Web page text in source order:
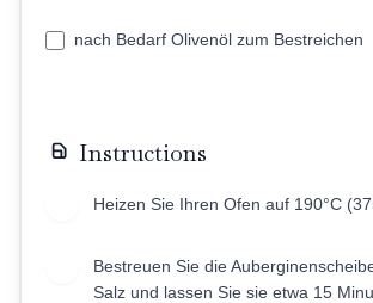
nach Bedarf Olivenöl zum Bestreichen
Instructions
Heizen Sie Ihren Ofen auf 190°C
Bestreuen Sie die
Salz und lassen Sie sie etwa 15